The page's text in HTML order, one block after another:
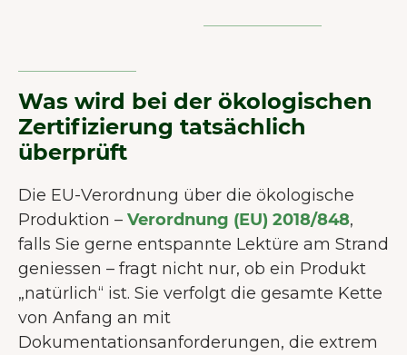
Was wird bei der ökologischen
Zertifizierung tatsächlich
überprüft
Die EU-Verordnung über die ökologische
Produktion – Verordnung (EU) 2018/848,
falls Sie gerne entspannte Lektüre am Strand
geniessen – fragt nicht nur, ob ein Produkt
„natürlich“ ist. Sie verfolgt die gesamte Kette
von Anfang an mit
Dokumentationsanforderungen, die extrem